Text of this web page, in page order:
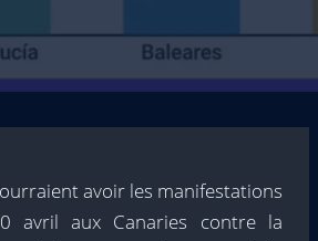
avoir les manifestations
avril aux Canaries contre la